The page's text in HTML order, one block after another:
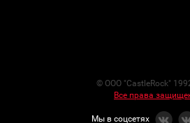
© ООО "CastleRock"
Все права
Мы в соцсетях